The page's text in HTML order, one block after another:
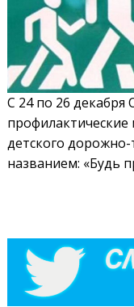
С 24 по 26
детского
названием: «Будь